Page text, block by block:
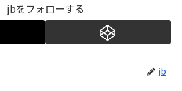
jbをフォローする
jb